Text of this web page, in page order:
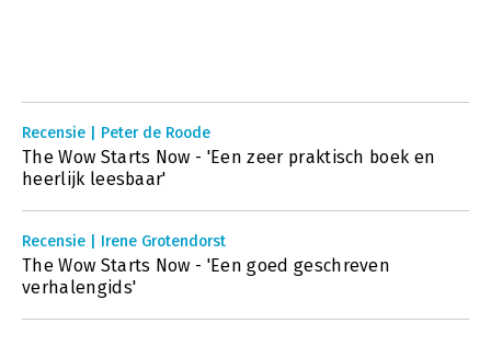
Recensie | Peter de Roode
The Wow Starts Now - 'Een zeer praktisch boek en
heerlijk leesbaar'
Recensie | Irene Grotendorst
The Wow Starts Now - 'Een goed geschreven
verhalengids'